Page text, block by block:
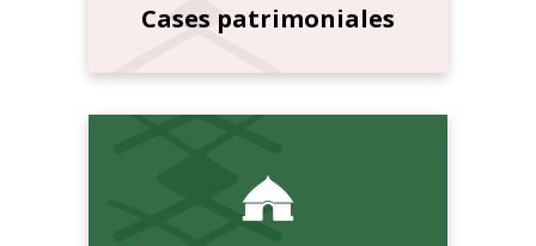
Cases patrimoniales